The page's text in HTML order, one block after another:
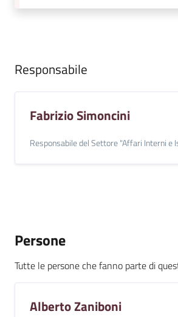
Responsabile
Fabrizio Simoncini
Responsabile del Settore "Affari Interni e
Persone
Tutte le persone che fanno parte di
Alberto Zaniboni